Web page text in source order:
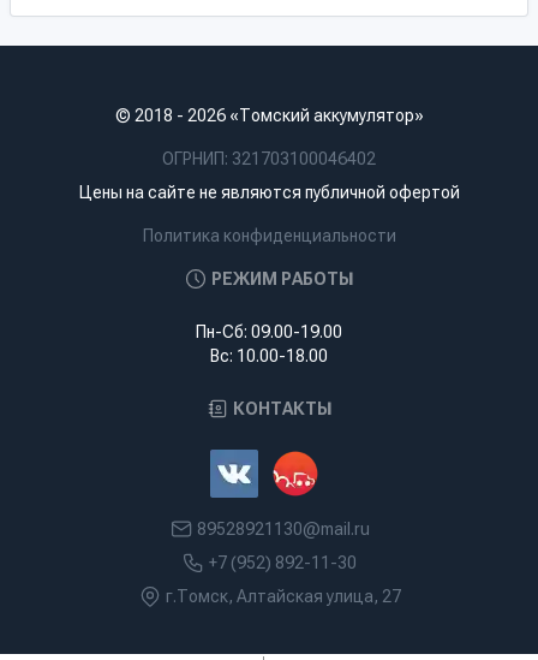
© 2018 - 2026 «Томский аккумулятор»
ОГРНИП: 321703100046402
Цены на сайте не являются публичной офертой
Политика конфиденциальности
РЕЖИМ РАБОТЫ
Пн-Сб: 09.00-19.00
Вс: 10.00-18.00
КОНТАКТЫ
89528921130@mail.ru
+7 (952) 892-11-30
г.Томск, Алтайская улица, 27